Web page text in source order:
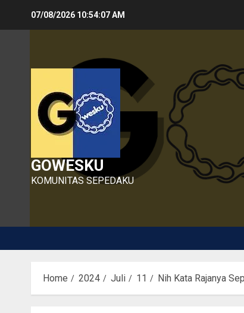
07/08/2026 10:54:08 AM
GOWESKU
KOMUNITAS SEPEDAKU
Home 2024 Juli 11 Nih Kata Rajanya